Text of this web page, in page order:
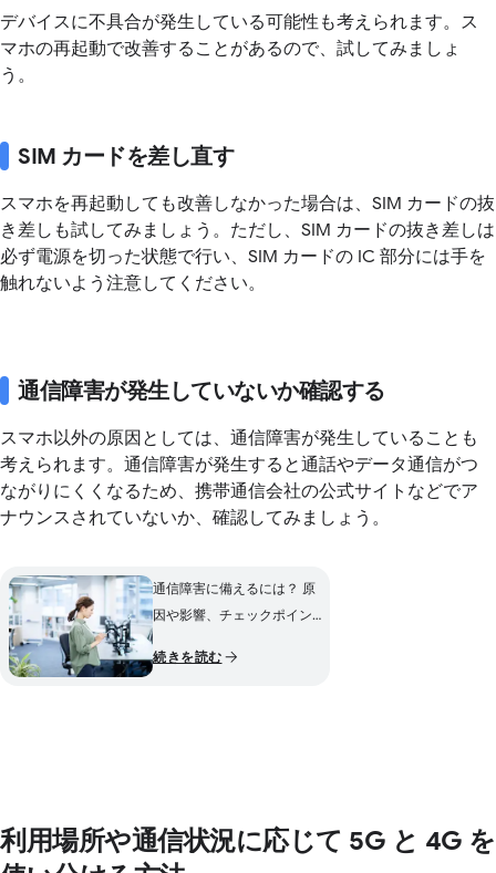
デバイスに不具合が発生している可能性も考えられます。ス
マホの再起動で改善することがあるので、試してみましょ
う。
SIM カードを差し直す
スマホを再起動しても改善しなかった場合は、SIM カードの抜
き差しも試してみましょう。ただし、SIM カードの抜き差しは
必ず電源を切った状態で行い、SIM カードの IC 部分には手を
触れないよう注意してください。
通信障害が発生していないか確認する
スマホ以外の原因としては、通信障害が発生していることも
考えられます。通信障害が発生すると通話やデータ通信がつ
ながりにくくなるため、携帯通信会社の公式サイトなどでア
ナウンスされていないか、確認してみましょう。
通信障害に備えるには？ 原
因や影響、チェックポイン
続きを読む
利用場所や通信状況に応じて 5G と 4G を